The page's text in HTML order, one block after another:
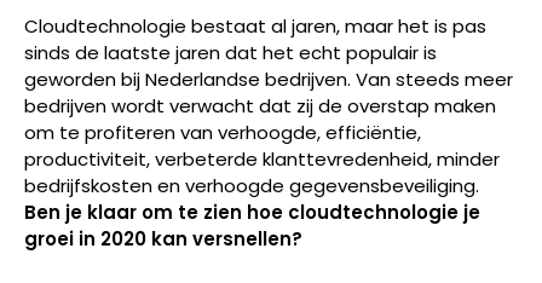
Cloudtechnologie bestaat al jaren, maar het is pas
sinds de laatste jaren dat het echt populair is
geworden bij Nederlandse bedrijven. Van steeds meer
bedrijven wordt verwacht dat zij de overstap maken
om te profiteren van verhoogde, efficiëntie,
productiviteit, verbeterde klanttevredenheid, minder
bedrijfskosten en verhoogde gegevensbeveiliging.
Ben je klaar om te zien hoe cloudtechnologie je
groei in 2020 kan versnellen?